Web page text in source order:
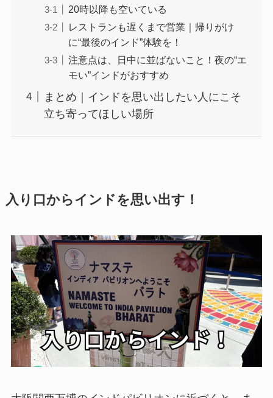
20時以降も空いている
レストランも遅くまで営業｜帰りがけ
に“最後のインド”体験を！
注意点は、日中に並ばないこと！夜の“エ
モい”インドがおすすめ
まとめ｜インドを思い出したい人にこそ
立ち寄ってほしい場所
入り口からインドを思い出す！